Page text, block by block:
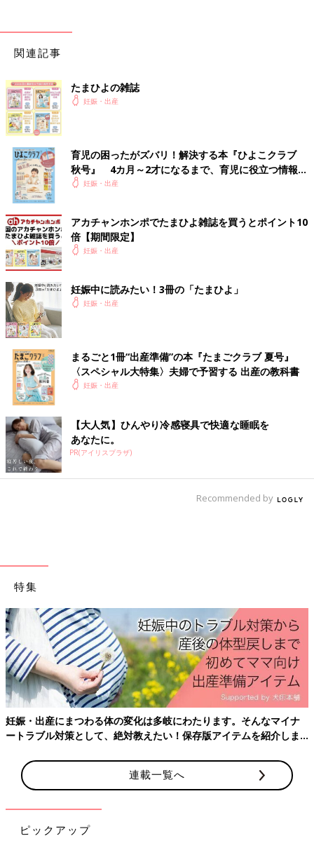
他の方のレポで経産婦は早めに麻酔入れてもらったほうがいいと
見ましたが、お産の進みが早かったので、ほんとに早めに入れて
あと、マタニティヨガでやった呼吸法や自分の身体の力を抜く方
法は役に立ったと思います。
今日はぐっすり眠って明日からの新生児育児を楽しみたいと思い
ます！！
いかがでしたか？ たまひよのアプリ「まいにちのたまひよ」で
は、もっとたくさんの「出産レポート」を読むことができます！
また、同じ出産予定月の人と情報交換ができる「同期ルーム」も
ありますので、ぜひ活用してみてくださいね。
たまひよのアプリ「まいにちのたまひよ」は、【たまひよアプ
リ】でストア検索してもDLできます！
●この記事は個人の体験記です。
●記事の内容は2025年12月の情報で、現在と異なる場合がありま
す。
たまひよの「出産体験談」をもっと読みたい人はこちら
関連記事
たまひよの雑誌
妊娠・出産
育児の困ったがズバリ！解決する本『ひよこクラブ
秋号』 4カ月～2才になるまで、育児に役立つ情報が
いっぱい！
妊娠・出産
アカチャンホンポでたまひよ雑誌を買うとポイント10
倍【期間限定】
妊娠・出産
妊娠中に読みたい！3冊の「たまひよ」
妊娠・出産
まるごと1冊“出産準備”の本『たまごクラブ 夏号』
〈スペシャル大特集〉夫婦で予習する 出産の教科書
妊娠・出産
【大人気】ひんやり冷感寝具で快適な睡眠を
あなたに。
PR(アイリスプラザ)
Recommended by
特集
妊娠・出産にまつわる体の変化は多岐にわたります。そんなマイナ
ートラブル対策として、絶対教えたい！保存版アイテムを紹介しま
連載一覧へ
ピックアップ